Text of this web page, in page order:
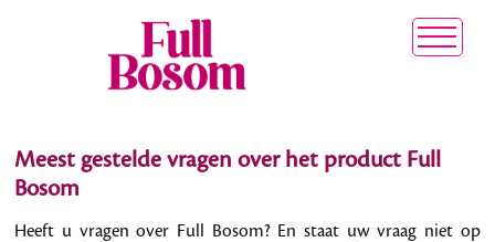
Meest gestelde vragen over het product Full
Bosom
Heeft u vragen over Full Bosom? En staat uw vraag niet op